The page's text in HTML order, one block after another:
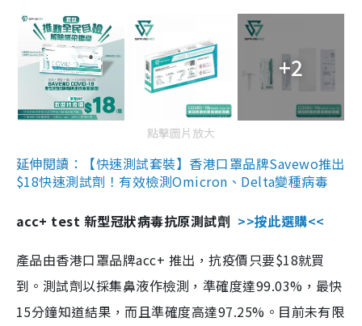
+2
點擊圖片放大
延伸閱讀：【快速測試套裝】香港口罩品牌Savewo推出
$18快速測試劑！有效檢測Omicron、Delta變種病毒
acc+ test 新型冠狀病毒抗原測試劑 >>按此選購<<
產品由香港口罩品牌acc+ 推出，抗疫價只要$18就買
到。測試劑以採集鼻液作檢測，準確度達99.03%，最快
15分鐘知道結果，而且準確度高達97.25%。目前未有限